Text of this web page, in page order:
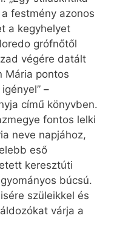
festmény azonos
a kegyhelyet
grófnőtől
végére datált
Mária pontos
–
című könyvben.
fontos lelki
neve napjához,
eső
keresztúti
búcsú.
szüleikkel és
várja a